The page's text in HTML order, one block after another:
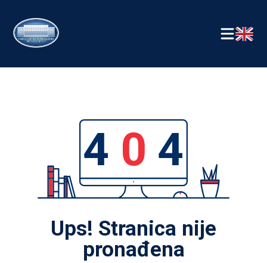
4 0 4
Ups! Stranica nije
pronađena